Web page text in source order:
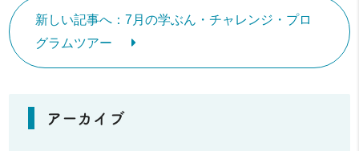
新しい記事へ：7月の学ぶん・チャレンジ・プロ
グラムツアー
アーカイブ